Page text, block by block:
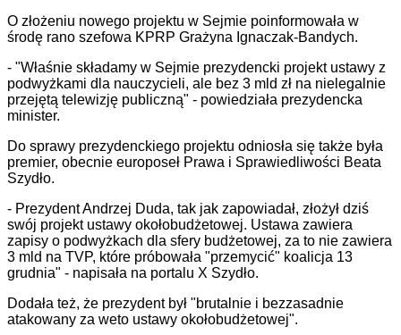
O złożeniu nowego projektu w Sejmie poinformowała w
środę rano szefowa KPRP Grażyna Ignaczak-Bandych.
- "Właśnie składamy w Sejmie prezydencki projekt ustawy z
podwyżkami dla nauczycieli, ale bez 3 mld zł na nielegalnie
przejętą telewizję publiczną" - powiedziała prezydencka
minister.
Do sprawy prezydenckiego projektu odniosła się także była
premier, obecnie europoseł Prawa i Sprawiedliwości Beata
Szydło.
- Prezydent Andrzej Duda, tak jak zapowiadał, złożył dziś
swój projekt ustawy okołobudżetowej. Ustawa zawiera
zapisy o podwyżkach dla sfery budżetowej, za to nie zawiera
3 mld na TVP, które próbowała "przemycić" koalicja 13
grudnia" - napisała na portalu X Szydło.
Dodała też, że prezydent był "brutalnie i bezzasadnie
atakowany za weto ustawy okołobudżetowej".